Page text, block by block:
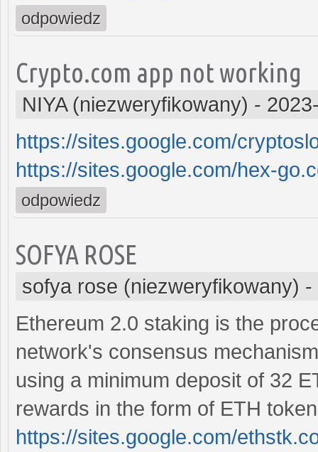
odpowiedz
Crypto.com app not working
NIYA (niezweryfikowany) -
https://sites.google.com/
https://sites.google.com/hex-
odpowiedz
SOFYA ROSE
sofya rose (niezweryfikowany) -
Ethereum 2.0 staking is the
network's consensus
using a minimum deposit of 32
rewards in the form of ETH
https://sites.google.com/